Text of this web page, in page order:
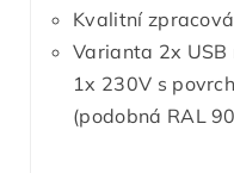
Kvalitní
Varianta 2x
1x 230V s
(podobná RAL